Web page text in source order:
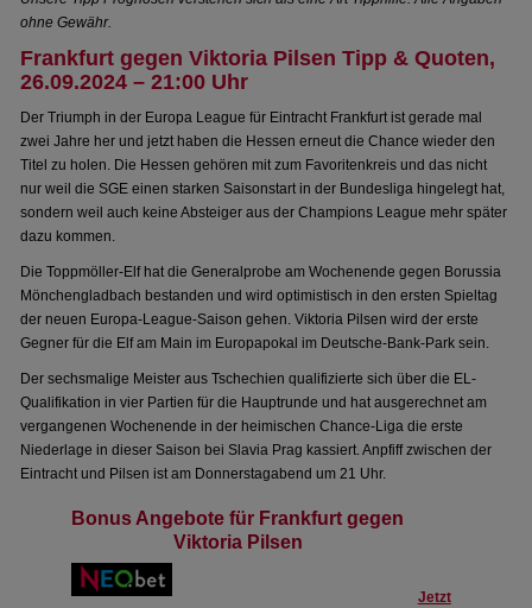
ohne Gewähr.
Frankfurt gegen Viktoria Pilsen Tipp & Quoten,
26.09.2024 – 21:00 Uhr
Der Triumph in der Europa League für Eintracht Frankfurt ist gerade mal
zwei Jahre her und jetzt haben die Hessen erneut die Chance wieder den
Titel zu holen. Die Hessen gehören mit zum Favoritenkreis und das nicht
nur weil die SGE einen starken Saisonstart in der Bundesliga hingelegt hat,
sondern weil auch keine Absteiger aus der Champions League mehr später
dazu kommen.
Die Toppmöller-Elf hat die Generalprobe am Wochenende gegen Borussia
Mönchengladbach bestanden und wird optimistisch in den ersten Spieltag
der neuen Europa-League-Saison gehen. Viktoria Pilsen wird der erste
Gegner für die Elf am Main im Europapokal im Deutsche-Bank-Park sein.
Der sechsmalige Meister aus Tschechien qualifizierte sich über die EL-
Qualifikation in vier Partien für die Hauptrunde und hat ausgerechnet am
vergangenen Wochenende in der heimischen Chance-Liga die erste
Niederlage in dieser Saison bei Slavia Prag kassiert. Anpfiff zwischen der
Eintracht und Pilsen ist am Donnerstagabend um 21 Uhr.
Bonus Angebote für Frankfurt gegen
Viktoria Pilsen
Jetzt